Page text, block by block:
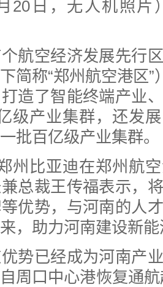
20日，无人机照片
空经济发展先行区
简称“郑州航空港区”
造了智能终端产业
级产业集群，还发
批百亿级产业集群。
比亚迪在郑州航空
总裁王传福表示，
优势，与河南的人
，助力河南建设新
已经成为河南产业
周口中心港恢复通